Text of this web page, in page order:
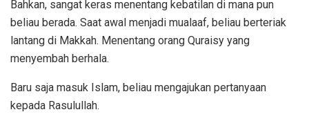
Bahkan, sangat keras menentang kebatilan di mana pun
beliau berada. Saat awal menjadi mualaaf, beliau berteriak
lantang di Makkah. Menentang orang Quraisy yang
menyembah berhala.
Baru saja masuk Islam, beliau mengajukan pertanyaan
kepada Rasulullah.